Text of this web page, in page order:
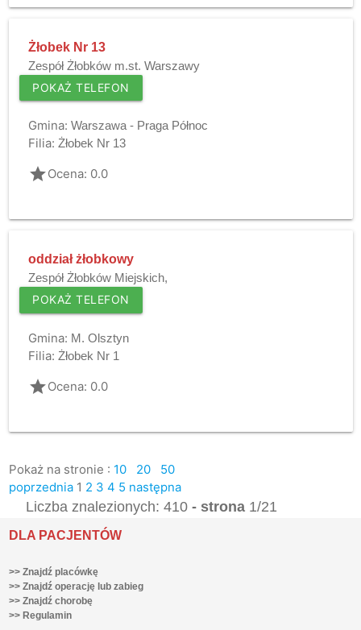
Żłobek Nr 13
Zespół Żłobków m.st. Warszawy
POKAŻ TELEFON
Gmina: Warszawa - Praga Północ
Filia: Żłobek Nr 13
gradeOcena: 0.0
oddział żłobkowy
Zespół Żłobków Miejskich,
POKAŻ TELEFON
Gmina: M. Olsztyn
Filia: Żłobek Nr 1
gradeOcena: 0.0
Pokaż na stronie : 10 20
50
poprzednia 1 2 3 4 5 następna
Liczba znalezionych: 410- strona 1/21
DLA PACJENTÓW
>> Znajdź placówkę
>> Znajdź operację lub zabieg
>> Znajdź chorobę
>> Regulamin